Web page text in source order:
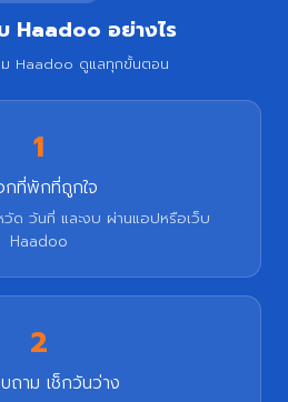
Haadoo อย่างไร
Haadoo ดูแลทุกขั้นตอน
1
กที่พักที่ถูกใจ
วัด วันที่ และงบ ผ่านแอปหรือเว็บ
Haadoo
2
ถาม เช็กวันว่าง